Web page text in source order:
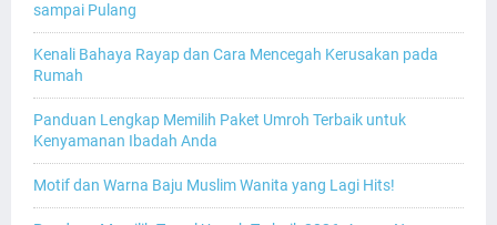
sampai Pulang
Kenali Bahaya Rayap dan Cara Mencegah Kerusakan pada
Rumah
Panduan Lengkap Memilih Paket Umroh Terbaik untuk
Kenyamanan Ibadah Anda
Motif dan Warna Baju Muslim Wanita yang Lagi Hits!